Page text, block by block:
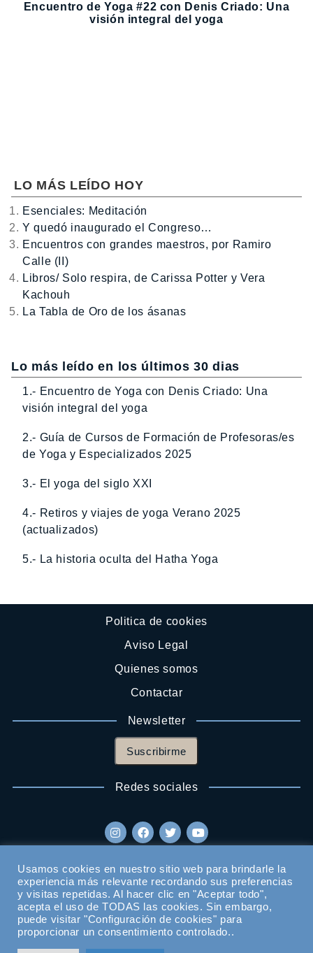
Encuentro de Yoga #22 con Denis Criado: Una
visión integral del yoga
LO MÁS LEÍDO HOY
Esenciales: Meditación
Y quedó inaugurado el Congreso…
Encuentros con grandes maestros, por Ramiro
Calle (II)
Libros/ Solo respira, de Carissa Potter y Vera
Kachouh
La Tabla de Oro de los ásanas
Lo más leído en los últimos 30 dias
1.- Encuentro de Yoga con Denis Criado: Una
visión integral del yoga
2.- Guía de Cursos de Formación de Profesoras/es
de Yoga y Especializados 2025
3.- El yoga del siglo XXI
4.- Retiros y viajes de yoga Verano 2025
(actualizados)
5.- La historia oculta del Hatha Yoga
Politica de cookies
Aviso Legal
Quienes somos
Contactar
Newsletter
Suscribirme
Redes sociales
Usamos cookies en nuestro sitio web para brindarle la
experiencia más relevante recordando sus preferencias
y visitas repetidas. Al hacer clic en "Aceptar todo",
acepta el uso de TODAS las cookies. Sin embargo,
puede visitar "Configuración de cookies" para
proporcionar un consentimiento controlado..